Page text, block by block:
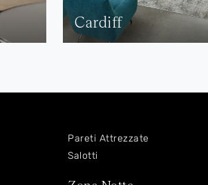
Cardiff
Pareti Attrezzate
Salotti